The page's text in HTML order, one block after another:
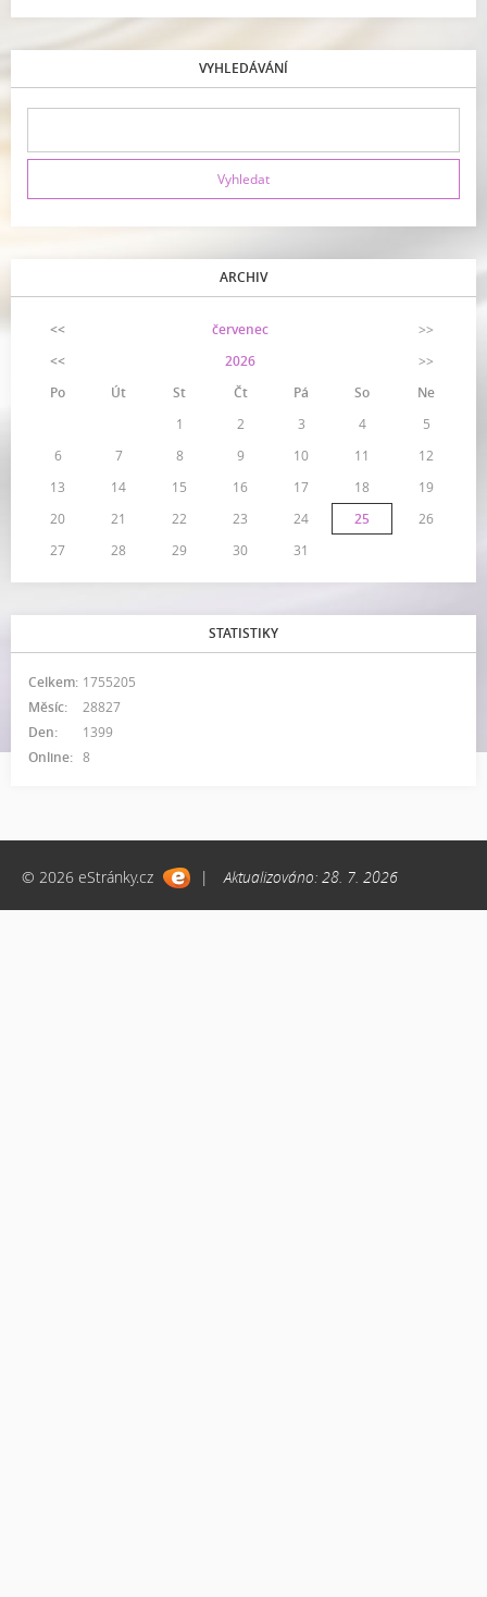
VYHLEDÁVÁNÍ
ARCHIV
<< červenec
>>
<<
2026
>>
Po
Út St Čt Pá So
Ne
1
2 3 4
5
6
7 8 9 10 11
12
13
14 15 16 17 18
19
20
21 22 23 24 25
26
27
28 29 30 31
STATISTIKY
Online: 8
Celkem: 1755205
Měsíc:
28827
Den:
1399
© 2026 eStránky.cz | Aktualizováno: 28. 7. 2026